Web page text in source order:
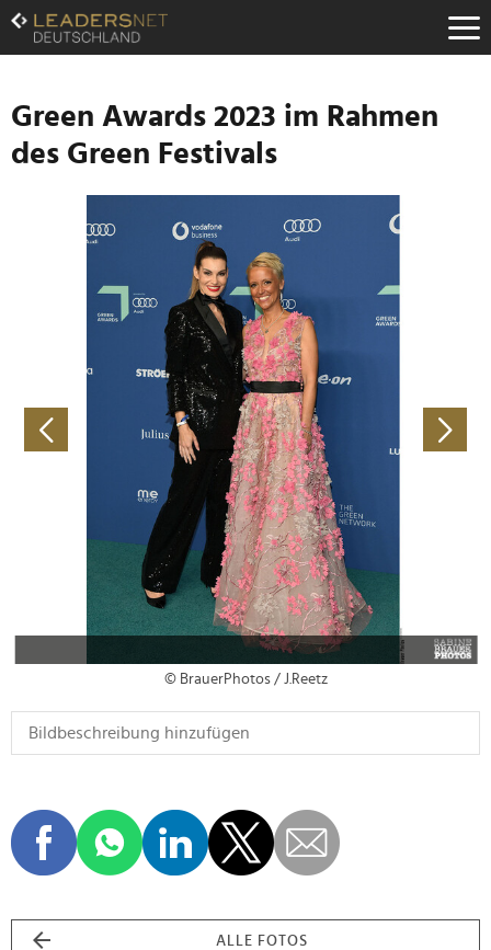
Zum
Inhalt
Zur
Navigation
Zur
Hauptnavigation
Green Awards 2023 im Rahmen
des Green Festivals
© BrauerPhotos / J.Reetz
ALLE FOTOS